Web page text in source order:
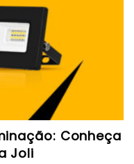
Conheça
Joli